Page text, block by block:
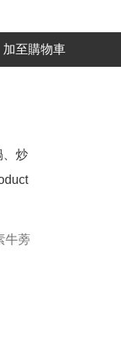
加至購物車
、炒
牛蒡